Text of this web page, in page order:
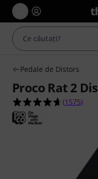
Pedale de Distors
Proco Rat 2
4.7 din 5
(1575)